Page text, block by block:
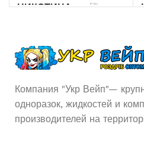
НИКОТИНА 5%
мл
Клубника,Лимон
Компания "Укр Вейп"—
одноразок, жидкостей и
производителей на